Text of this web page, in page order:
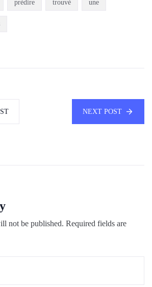
prédire trouvé une
NEXT POST
not be published. Required fields are